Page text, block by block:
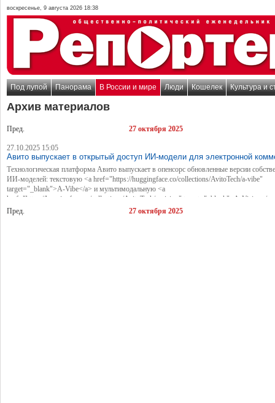
воскресенье, 9 августа 2026 18:38
Под лупой Панорама В России и мире Люди Кошелек Культура и
Архив материалов
Пред. 27 октября 2025
27.10.2025 15:05
Авито выпускает в открытый доступ ИИ-модели для электронной
Технологическая платформа Авито выпускает в опенсорс обновленные версии
ИИ-моделей: текстовую <a href="https://huggingface.co/collections/AvitoTech/a-vibe"
target="_blank">A-Vibe</a> и мультимодальную <a
href="https://huggingface.co/collections/AvitoTech/a-vision" target="_blank">A-Vision</
параметров. Это первые открытые нейросети от российской компании, обученные
Пред. 27 октября 2025